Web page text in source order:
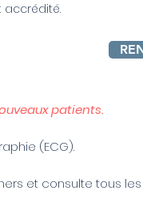
accrédité.
patients.
(ECG).
et consulte tous